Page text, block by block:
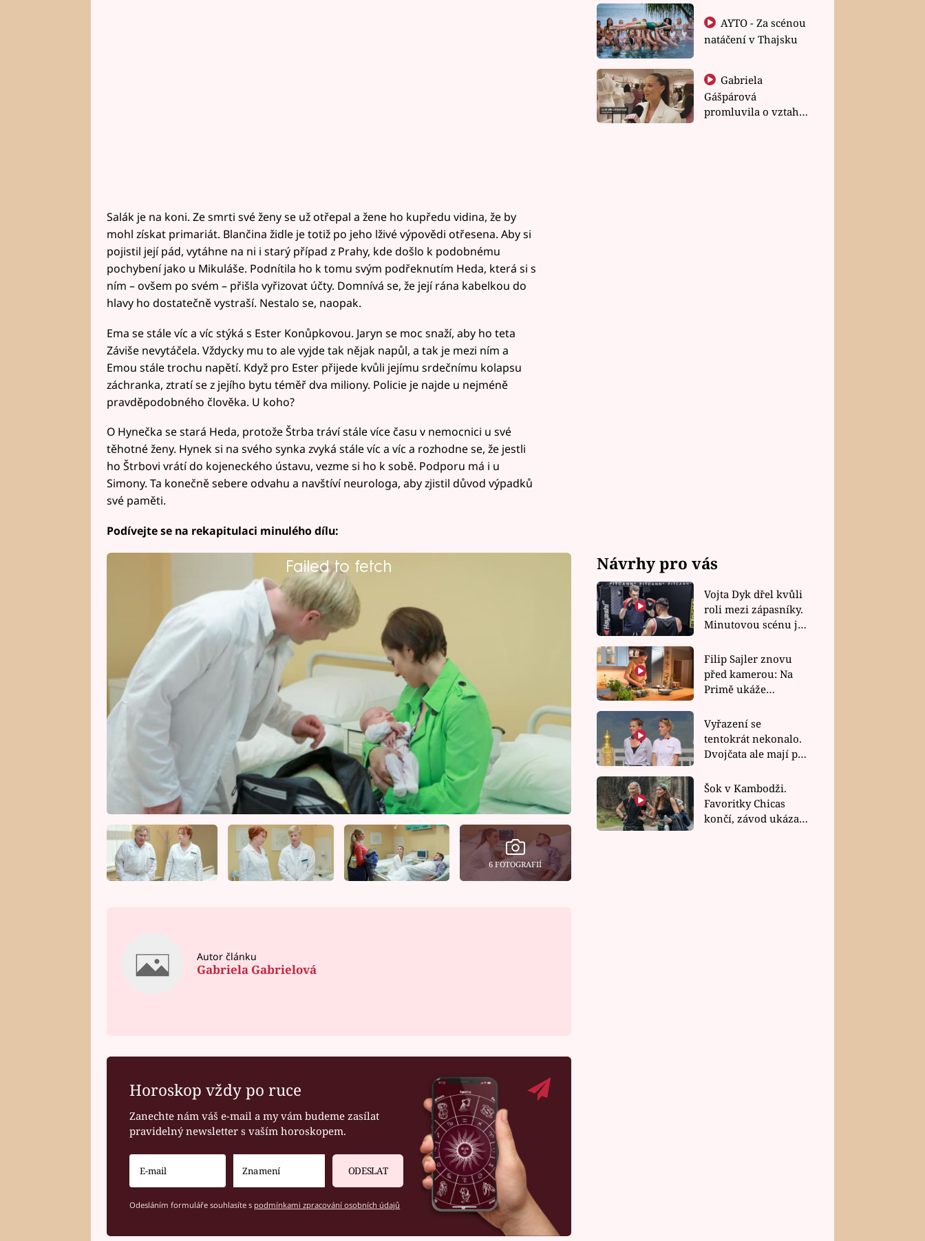
Salák je na koni. Ze smrti své ženy se už otřepal a žene ho kupředu vidina, že by
mohl získat primariát. Blančina židle je totiž po jeho lživé výpovědi otřesena. Aby si
pojistil její pád, vytáhne na ni i starý případ z Prahy, kde došlo k podobnému
pochybení jako u Mikuláše. Podnítila ho k tomu svým podřeknutím Heda, která si s
ním – ovšem po svém – přišla vyřizovat účty. Domnívá se, že její rána kabelkou do
hlavy ho dostatečně vystraší. Nestalo se, naopak.
Ema se stále víc a víc stýká s Ester Konůpkovou. Jaryn se moc snaží, aby ho teta
Záviše nevytáčela. Vždycky mu to ale vyjde tak nějak napůl, a tak je mezi ním a
Emou stále trochu napětí. Když pro Ester přijede kvůli jejímu srdečnímu kolapsu
záchranka, ztratí se z jejího bytu téměř dva miliony. Policie je najde u nejméně
pravděpodobného člověka. U koho?
O Hynečka se stará Heda, protože Štrba tráví stále více času v nemocnici u své
těhotné ženy. Hynek si na svého synka zvyká stále víc a víc a rozhodne se, že jestli
ho Štrbovi vrátí do kojeneckého ústavu, vezme si ho k sobě. Podporu má i u
Simony. Ta konečně sebere odvahu a navštíví neurologa, aby zjistil důvod výpadků
své paměti.
Podívejte se na rekapitulaci minulého dílu:
Failed to fetch
6 FOTOGRAFIÍ
Autor článku
Gabriela Gabrielová
Horoskop vždy po ruce
Zanechte nám váš e-mail a my vám budeme zasílat
pravidelný newsletter s vaším horoskopem.
ODESLAT
Odesláním formuláře souhlasíte s podmínkami zpracování osobních údajů
natáčení v Thajsku
Gabriela
Gášpárová
promluvila o vztahu
Návrhy pro vás
Vojta Dyk dřel kvůli
roli mezi zápasníky.
Minutovou scénu jel
Filip Sajler znovu
před kamerou: Na
Primě ukáže
rychlé recepty
Vyřazení se
tentokrát nekonalo.
Dvojčata ale mají po
závodu nůž na krku
Šok v Kambodži.
Favoritky Chicas
končí, závod ukázal